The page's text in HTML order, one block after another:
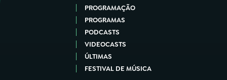
PROGRAMAÇÃO
PROGRAMAS
PODCASTS
VIDEOCASTS
ÚLTIMAS
FESTIVAL DE MÚSICA